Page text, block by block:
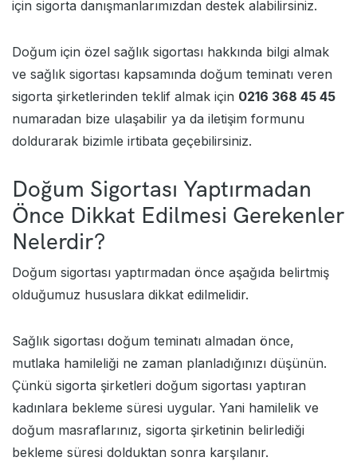
için sigorta danışmanlarımızdan destek alabilirsiniz.
Doğum için özel sağlık sigortası hakkında bilgi almak
ve sağlık sigortası kapsamında doğum teminatı veren
sigorta şirketlerinden teklif almak için 0216 368 45 45
numaradan bize ulaşabilir ya da iletişim formunu
doldurarak bizimle irtibata geçebilirsiniz.
Doğum Sigortası Yaptırmadan
Önce Dikkat Edilmesi Gerekenler
Nelerdir?
Doğum sigortası yaptırmadan önce aşağıda belirtmiş
olduğumuz hususlara dikkat edilmelidir.
Sağlık sigortası doğum teminatı almadan önce,
mutlaka hamileliği ne zaman planladığınızı düşünün.
Çünkü sigorta şirketleri doğum sigortası yaptıran
kadınlara bekleme süresi uygular. Yani hamilelik ve
doğum masraflarınız, sigorta şirketinin belirlediği
bekleme süresi dolduktan sonra karşılanır.